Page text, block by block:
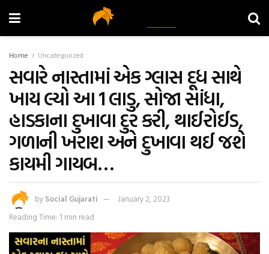
Home Uncategorized
સવારે નાસ્તામાં એક ગ્લાસ દૂધ સાથે
ખાય લ્યો આ 1 લાડુ, સોજા સાંધા,
હાડકાના દુખાવા દુર કરી, થાઈરોઈડ,
ગળાની ખરાશ અને દુખાવા થઈ જશે
કાયમી ગાયબ…
by Social Gujarati
January 2, 2023
Reading Time: 1 min read